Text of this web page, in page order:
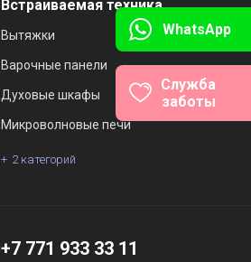
Встраиваемая техника
Вытяжки
Варочные панели
Духовые шкафы
Микроволновые печи
2 категорий
+7 771 933 33 11
WhatsApp
Служба
заботы